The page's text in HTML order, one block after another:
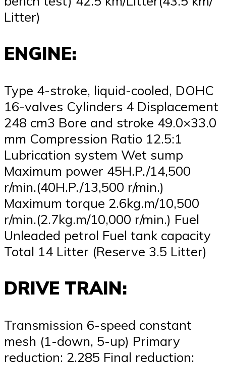
Litter)
ENGINE:
Type 4-stroke, liquid-cooled, DOHC
16-valves Cylinders 4 Displacement
248 cm3 Bore and stroke 49.0×33.0
mm Compression Ratio 12.5:1
Lubrication system Wet sump
Maximum power 45H.P./14,500
r/min.(40H.P./13,500 r/min.)
Maximum torque 2.6kg.m/10,500
r/min.(2.7kg.m/10,000 r/min.) Fuel
Unleaded petrol Fuel tank capacity
Total 14 Litter (Reserve 3.5 Litter)
DRIVE TRAIN:
Transmission 6-speed constant
mesh (1-down, 5-up) Primary
reduction: 2.285 Final reduction: